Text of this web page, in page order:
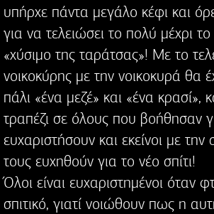
υπήρχε πάντα μεγάλο κέφι και
για να τελειώσει το πολύ μέχρι
«χύσιμο της ταράτσας»! Με το
νοικοκύρης με την νοικοκυρά θα
πάλι «ένα μεζέ» και «ένα κρασί»,
τραπέζι σε όλους που βοήθησαν
ευχαριστήσουν και εκείνοι με την
τους ευχηθούν για το νέο σπίτι!
Όλοι είναι ευχαριστημένοι όταν
σπιτικό, γιατί νοιώθουν πως η